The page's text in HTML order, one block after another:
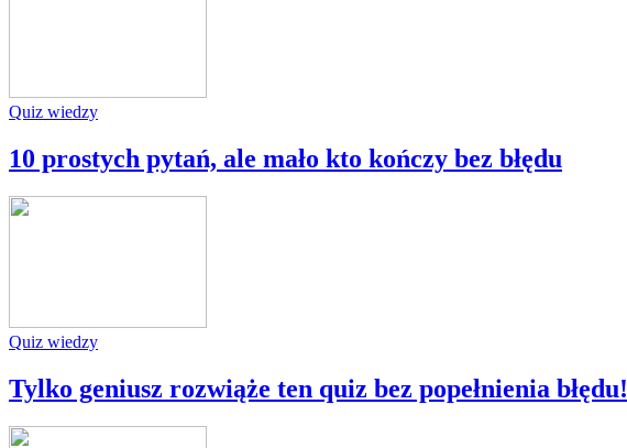
Quiz wiedzy
10 prostych pytań, ale mało kto kończy bez błędu
Quiz wiedzy
Tylko geniusz rozwiąże ten quiz bez popełnienia błędu!